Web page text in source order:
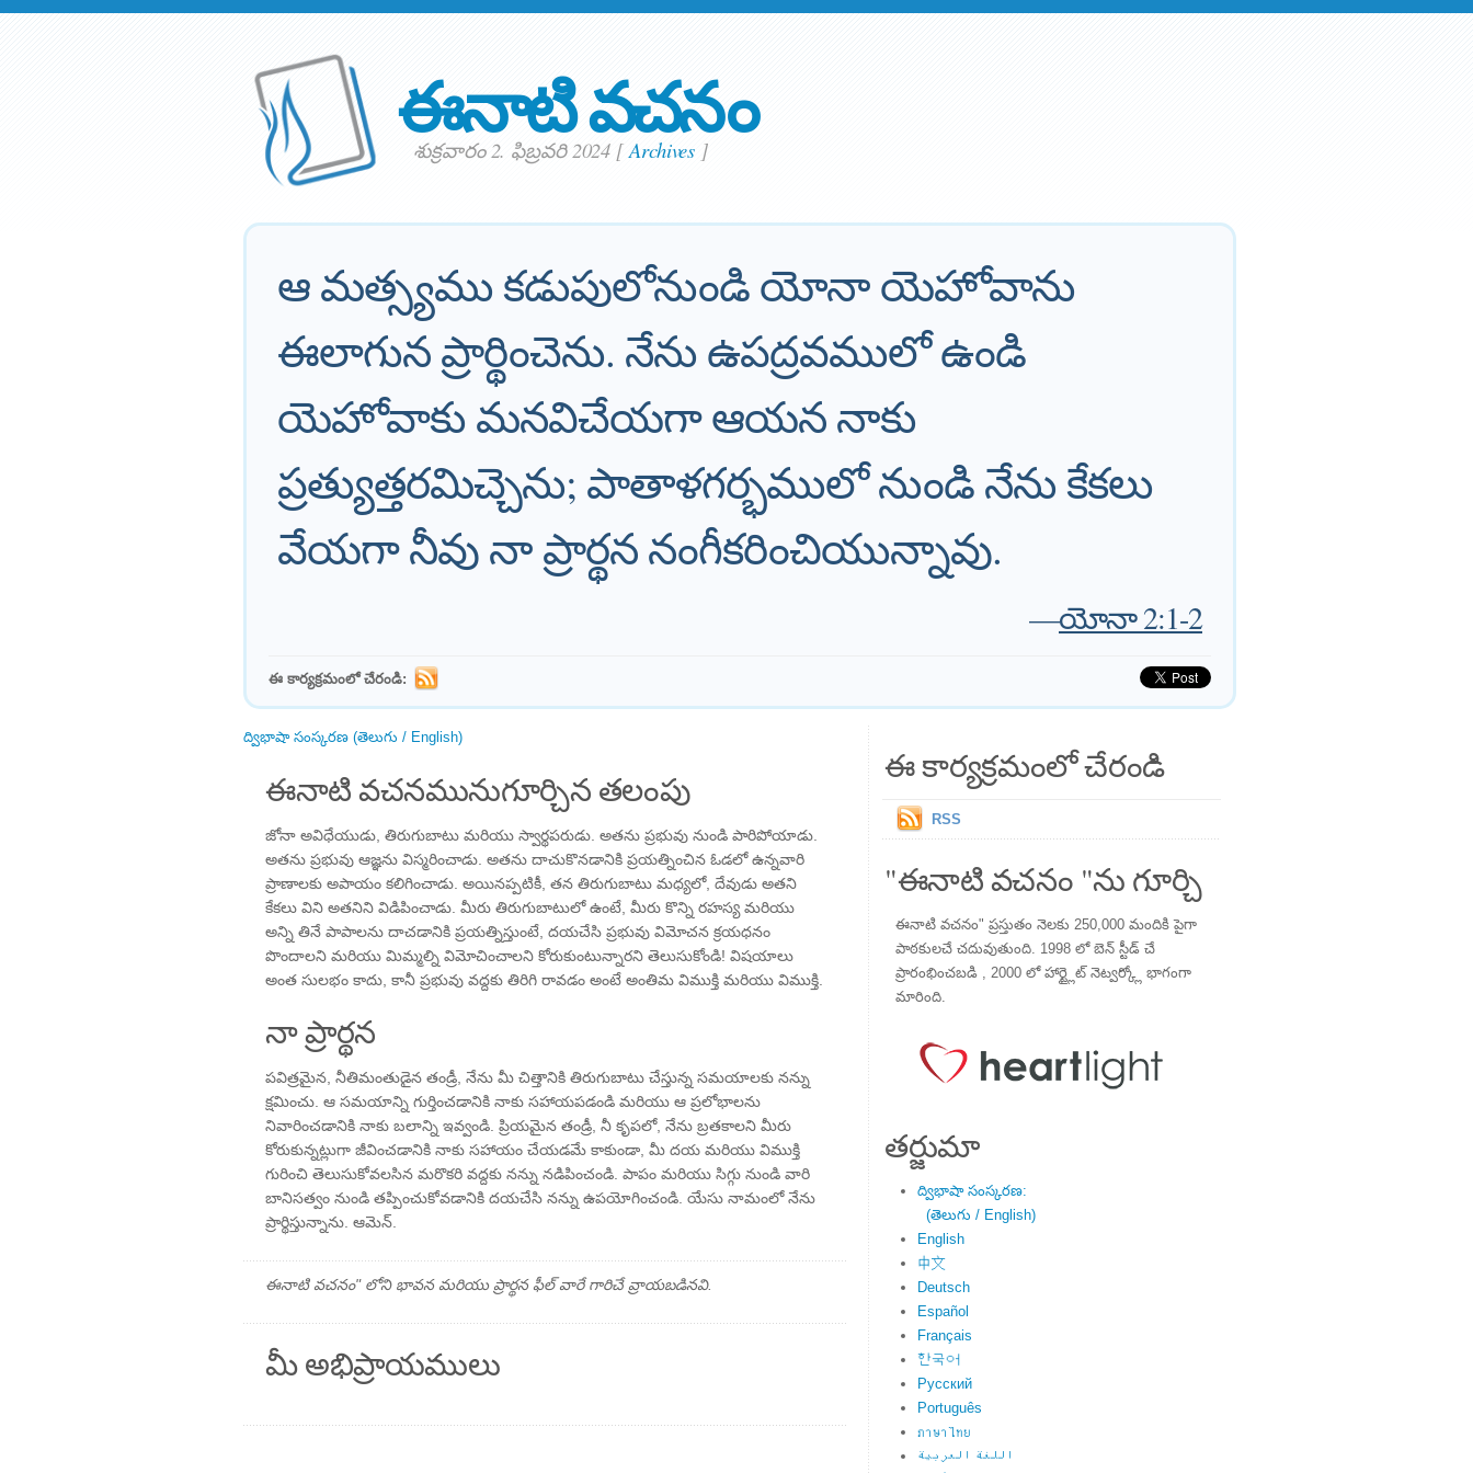
ఈనాటి వచనం
శుక్రవారం 2. ఫిబ్రవరి 2024 [Archives ]
ఆ మత్స్యము కడుపులోనుండి యోనా యెహోవాను
ఈలాగున ప్రార్థించెను. నేను ఉపద్రవములో ఉండి
యెహోవాకు మనవిచేయగా ఆయన నాకు
ప్రత్యుత్తరమిచ్చెను; పాతాళగర్భములో నుండి నేను కేకలు
వేయగా నీవు నా ప్రార్థన నంగీకరించియున్నావు.
—యోనా 2:1-2
ఈ కార్యక్రమంలో చేరండి:
ద్విభాషా సంస్కరణ (తెలుగు / English)
ఈనాటి వచనమునుగూర్చిన తలంపు
జోనా అవిధేయుడు, తిరుగుబాటు మరియు స్వార్థపరుడు. అతను ప్రభువు నుండి పారిపోయాడు.
అతను ప్రభువు ఆజ్ఞను విస్మరించాడు. అతను దాచుకొనడానికి ప్రయత్నించిన ఓడలో ఉన్నవారి
ప్రాణాలకు అపాయం కలిగించాడు. అయినప్పటికీ, తన తిరుగుబాటు మధ్యలో, దేవుడు అతని
కేకలు విని అతనిని విడిపించాడు. మీరు తిరుగుబాటులో ఉంటే, మీరు కొన్ని రహస్య మరియు
అన్ని తినే పాపాలను దాచడానికి ప్రయత్నిస్తుంటే, దయచేసి ప్రభువు విమోచన క్రయధనం
పొందాలని మరియు మిమ్మల్ని విమోచించాలని కోరుకుంటున్నారని తెలుసుకోండి! విషయాలు
అంత సులభం కాదు, కానీ ప్రభువు వద్దకు తిరిగి రావడం అంటే అంతిమ విముక్తి మరియు విముక్తి.
నా ప్రార్థన
పవిత్రమైన, నీతిమంతుడైన తండ్రీ, నేను మీ చిత్తానికి తిరుగుబాటు చేస్తున్న సమయాలకు నన్ను
క్షమించు. ఆ సమయాన్ని గుర్తించడానికి నాకు సహాయపడండి మరియు ఆ ప్రలోభాలను
నివారించడానికి నాకు బలాన్ని ఇవ్వండి. ప్రియమైన తండ్రీ, నీ కృపలో, నేను బ్రతకాలని మీరు
కోరుకున్నట్లుగా జీవించడానికి నాకు సహాయం చేయడమే కాకుండా, మీ దయ మరియు విముక్తి
గురించి తెలుసుకోవలసిన మరొకరి వద్దకు నన్ను నడిపించండి. పాపం మరియు సిగ్గు నుండి వారి
బానిసత్వం నుండి తప్పించుకోవడానికి దయచేసి నన్ను ఉపయోగించండి. యేసు నామంలో నేను
ప్రార్థిస్తున్నాను. ఆమెన్.
ఈనాటి వచనం" లోని భావన మరియు ప్రార్థన ఫీల్ వారే గారిచే వ్రాయబడినవి.
మీ అభిప్రాయములు
ఈ కార్యక్రమంలో చేరండి
RSS
"ఈనాటి వచనం "ను గూర్చి
ఈనాటి వచనం" ప్రస్తుతం నెలకు 250,000 మందికి పైగా
పాఠకులచే చదువుతుంది. 1998 లో బెన్ స్టీడ్ చే
ప్రారంభించబడి , 2000 లో హార్ట్లైట్ నెట్వర్క్లో భాగంగా
మారింది.
తర్జుమా
ద్విభాషా సంస్కరణ:
(తెలుగు / English)
English
中文
Deutsch
Español
Français
한국어
Русский
Português
ภาษาไทย
اللغة العربية